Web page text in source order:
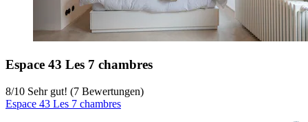
Espace 43 Les 7 chambres
8/10 Sehr gut! (7 Bewertungen)
Espace 43 Les 7 chambres